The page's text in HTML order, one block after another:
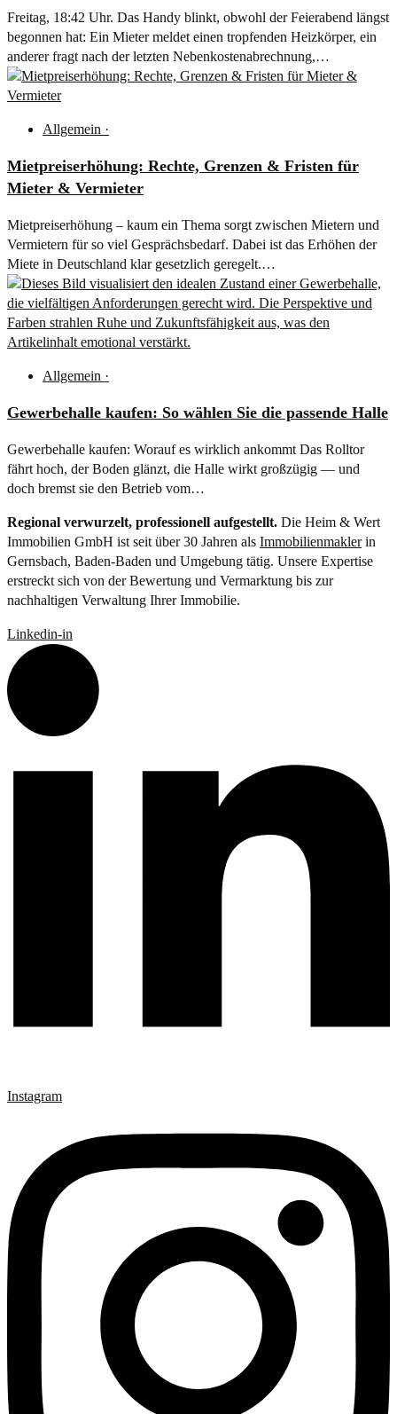
Freitag, 18:42 Uhr. Das Handy blinkt, obwohl der Feierabend längst
begonnen hat: Ein Mieter meldet einen tropfenden Heizkörper, ein
anderer fragt nach der letzten Nebenkostenabrechnung,…
Allgemein ·
Mietpreiserhöhung: Rechte, Grenzen & Fristen für
Mieter & Vermieter
Mietpreiserhöhung – kaum ein Thema sorgt zwischen Mietern und
Vermietern für so viel Gesprächsbedarf. Dabei ist das Erhöhen der
Miete in Deutschland klar gesetzlich geregelt.…
Allgemein ·
Gewerbehalle kaufen: So wählen Sie die passende Halle
Gewerbehalle kaufen: Worauf es wirklich ankommt Das Rolltor
fährt hoch, der Boden glänzt, die Halle wirkt großzügig — und
doch bremst sie den Betrieb vom…
Regional verwurzelt, professionell aufgestellt. Die Heim & Wert
Immobilien GmbH ist seit über 30 Jahren als Immobilienmaklerin
Gernsbach, Baden-Baden und Umgebung tätig. Unsere Expertise
erstreckt sich von der Bewertung und Vermarktung bis zur
nachhaltigen Verwaltung Ihrer Immobilie.
Linkedin-in
Instagram